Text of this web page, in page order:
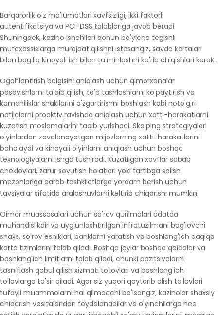
Barqarorlik o'z ma'lumotlari xavfsizligi, ikki faktorli
autentifikatsiya va PCI-DSS talablariga javob beradi.
Shuningdek, kazino ishchilari qonun bo'yicha tegishli
mutaxassislarga murojaat qilishni istasangiz, savdo kartalari
bilan bog'liq kinoyali ish bilan ta'minlashni ko'rib chiqishlari kerak.
Ogohlantirish belgisini aniqlash uchun qimorxonalar
pasayishlarni ta'qib qilish, to'p tashlashlarni ko'paytirish va
kamchiliklar shakllarini o'zgartirishni boshlash kabi noto'g'ri
natijalarni proaktiv ravishda aniqlash uchun xatti-harakatlarni
kuzatish moslamalarini taqib yurishadi. Skalping strategiyalari
o'yinlardan zavqlanayotgan mijozlarning xatti-harakatlarini
baholaydi va kinoyali o'yinlarni aniqlash uchun boshqa
texnologiyalarni ishga tushiradi. Kuzatilgan xavflar sabab
cheklovlari, zarur sovutish holatlari yoki tartibga solish
mezonlariga qarab tashkilotlarga yordam berish uchun
tavsiyalar sifatida aralashuvlarni keltirib chiqarishi mumkin.
Qimor muassasalari uchun so'rov qurilmalari odatda
muhandislikdir va uyg'unlashtirilgan infratuzilmani bog'lovchi
shaxs, so'rov eshiklari, banklarni yaratish va boshlang'ich daqiqa
karta tizimlarini talab qiladi. Boshqa joylar boshqa qoidalar va
boshlang'ich limitlarni talab qiladi, chunki pozitsiyalarni
tasniflash qabul qilish xizmati to'lovlari va boshlang'ich
to'lovlarga ta'sir qiladi. Agar siz yuqori qaytarib olish to'lovlari
tufayli muammolarni hal qilmoqchi bo'lsangiz, kazinolar shaxsiy
chiqarish vositalaridan foydalanadilar va o'yinchilarga neo